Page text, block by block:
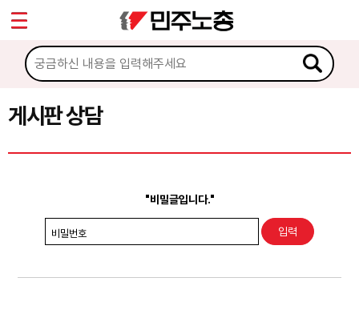
게시판 상담
"비밀글입니다."
비밀번호
마이페이지
소개
소식
노동상담
권리찾기수첩 검색
찾아보기
Sketchbook5, 스케치북5
Sketchbook5, 스케치북5